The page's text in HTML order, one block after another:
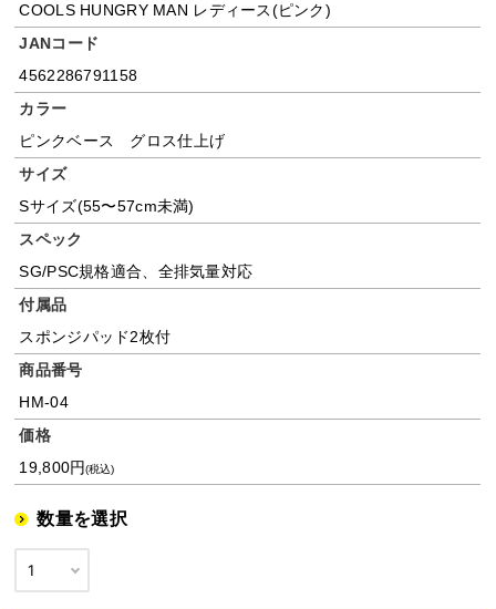
COOLS HUNGRY MAN レディース(ピンク)
JANコード
4562286791158
カラー
ピンクベース グロス仕上げ
サイズ
Sサイズ(55〜57cm未満)
スペック
SG/PSC規格適合、全排気量対応
付属品
スポンジパッド2枚付
商品番号
HM-04
価格
19,800円(税込)
数量を選択